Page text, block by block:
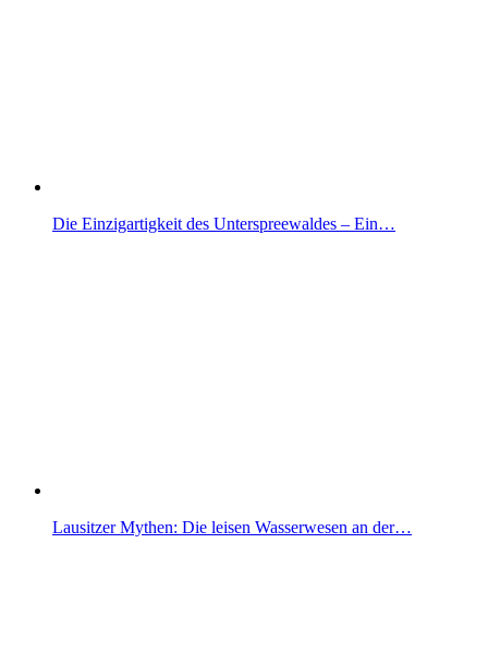
Die Einzigartigkeit des Unterspreewaldes – Ein…
Lausitzer Mythen: Die leisen Wasserwesen an der…